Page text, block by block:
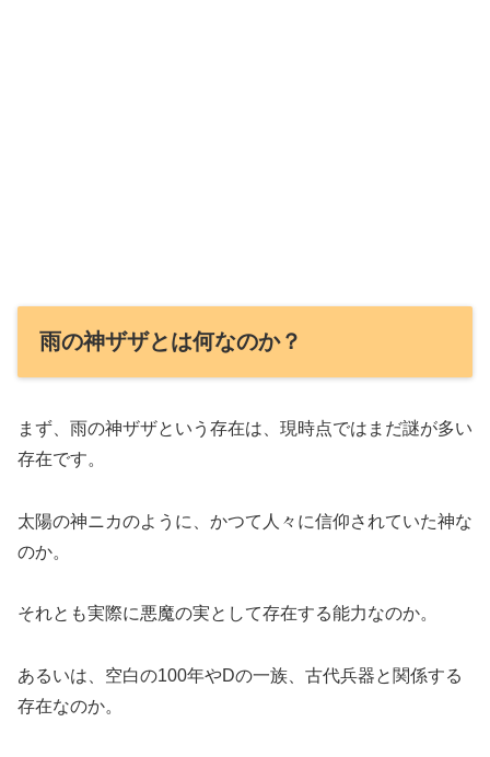
雨の神ザザとは何なのか？
まず、雨の神ザザという存在は、現時点ではまだ謎が多い
存在です。
太陽の神ニカのように、かつて人々に信仰されていた神な
のか。
それとも実際に悪魔の実として存在する能力なのか。
あるいは、空白の100年やDの一族、古代兵器と関係する
存在なのか。